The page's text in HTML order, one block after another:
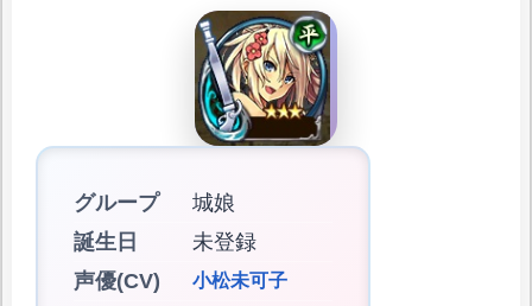
グループ
城娘
誕生日
未登録
声優(CV)
小松未可子